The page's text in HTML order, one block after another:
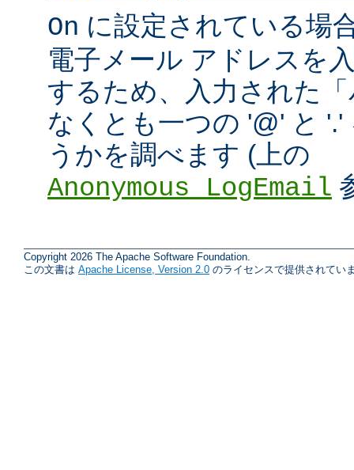
On に設定されている場
電子メール アドレスを
するため、入力された
なくとも一つの '@' と
うかを調べます (上の
Anonymous_LogEmail
Copyright 2026 The Apache Software Foundation.
この文書は Apache License, Version 2.0 のライセンスで提供されてい